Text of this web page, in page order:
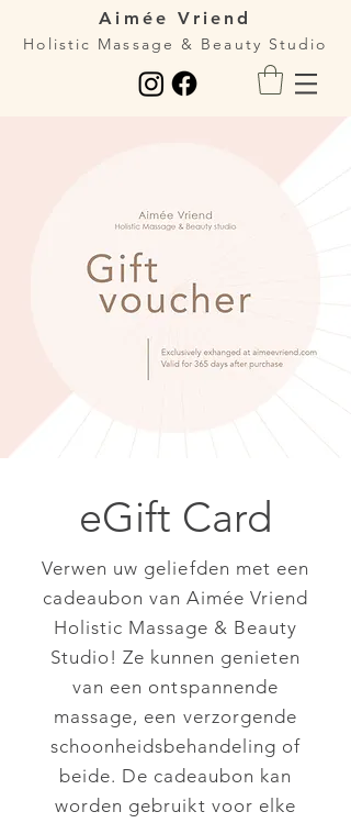
Aimée Vriend
Holistic Massage & Beauty Studio
eGift Card
Verwen uw geliefden met een
cadeaubon van Aimée Vriend
Holistic Massage & Beauty
Studio! Ze kunnen genieten
van een ontspannende
massage, een verzorgende
schoonheidsbehandeling of
beide. De cadeaubon kan
worden gebruikt voor elke